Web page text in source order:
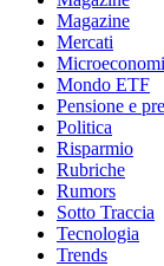
Magazine
Mercati
Mondo ETF
Pensione e
Politica
Risparmio
Rubriche
Rumors
Sotto Traccia
Tecnologia
Trends